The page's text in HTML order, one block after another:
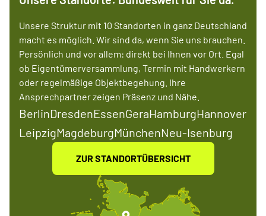
Unsere Struktur mit 10 Standorten in ganz Deutschland
macht es möglich. Wir sind da, wenn Sie uns brauchen.
Persönlich und vor allem: direkt bei Ihnen vor Ort. Egal
ob Eigentümerversammlung, Termin mit Handwerkern
oder regelmäßige Objektbegehung. Ihre
Ansprechpartner zeigen Präsenz und Nähe.
BerlinDresdenEssenGeraHamburgHannover
LeipzigMagdeburgMünchenNeu-Isenburg
ZUR STANDORTÜBERSICHT